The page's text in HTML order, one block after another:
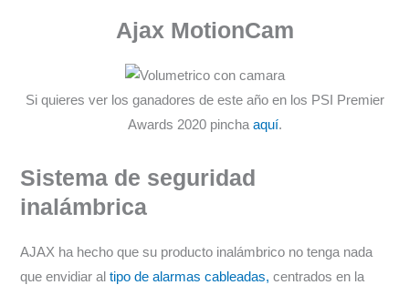
Ajax MotionCam
Si quieres ver los ganadores de este año en los PSI Premier
Awards 2020 pincha aquí.
Sistema de seguridad
inalámbrica
AJAX ha hecho que su producto inalámbrico no tenga nada
que envidiar al tipo de alarmas cableadas, centrados en la